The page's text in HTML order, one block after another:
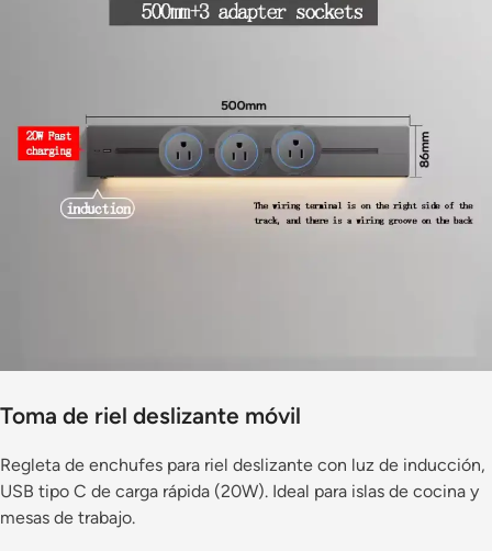
Toma de riel deslizante móvil
Regleta de enchufes para riel deslizante con luz de inducción,
USB tipo C de carga rápida (20W). Ideal para islas de cocina y
mesas de trabajo.